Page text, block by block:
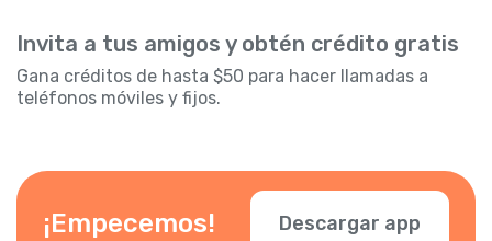
Invita a tus amigos y obtén crédito gratis
Gana créditos de hasta $50 para hacer llamadas a
teléfonos móviles y fijos.
¡Empecemos! Descargar app